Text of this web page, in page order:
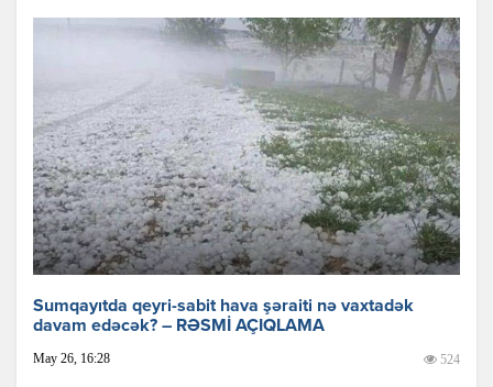
Sumqayıtda qeyri-sabit hava şəraiti nə vaxtadək
davam edəcək? – RƏSMİ AÇIQLAMA
May 26, 16:28 524